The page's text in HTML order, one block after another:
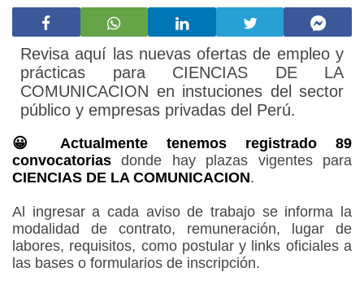
Revisa aquí las nuevas ofertas de empleo y
prácticas para CIENCIAS DE LA
COMUNICACION en instuciones del sector
público y empresas privadas del Perú.
😀 Actualmente tenemos registrado 89
convocatoriasdonde hay plazas vigentes para
CIENCIAS DE LA COMUNICACION.
Al ingresar a cada aviso de trabajo se informa la
modalidad de contrato, remuneración, lugar de
labores, requisitos, como postular y links oficiales a
las bases o formularios de inscripción.